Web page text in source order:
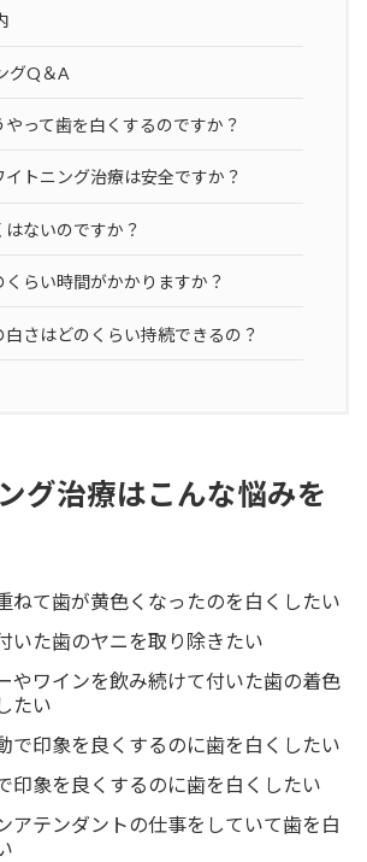
グQ＆A
やって歯を白くするのですか？
イトニング治療は安全ですか？
はないのですか？
くらい時間がかかりますか？
白さはどのくらい持続できるの？
グ治療はこんな悩みを
ねて歯が黄色くなったのを白くしたい
いた歯のヤニを取り除きたい
やワインを飲み続けて付いた歯の着色
たい
で印象を良くするのに歯を白くしたい
印象を良くするのに歯を白くしたい
アテンダントの仕事をしていて歯を白